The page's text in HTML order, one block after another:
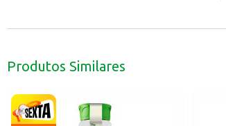
Produtos Similares